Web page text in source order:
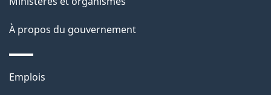
a
g
e
À propos du gouvernement
Thèmes
Emplois